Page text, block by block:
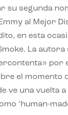
su segunda
al Mejor
en esta
La autora
por
el momento
ve una vuelta
‘human-